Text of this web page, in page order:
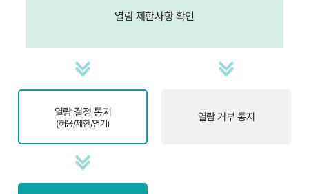
열람 제한사항 확인
열람 결정 통지
(허용/제한/연기) 열람 거부 통지